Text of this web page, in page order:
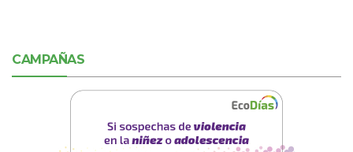
CAMPAÑAS